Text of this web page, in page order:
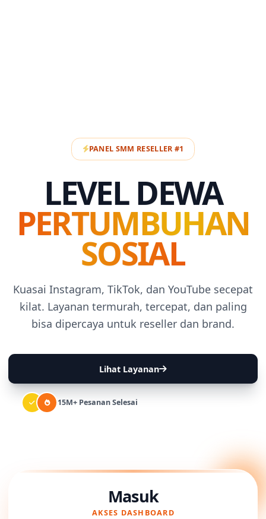
PANEL SMM RESELLER #1
LEVEL DEWA
PERTUMBUHAN
SOSIAL
Kuasai Instagram, TikTok, dan YouTube secepat
kilat. Layanan termurah, tercepat, dan paling
bisa dipercaya untuk reseller dan brand.
Lihat Layanan
15M+ Pesanan Selesai
Masuk
AKSES DASHBOARD